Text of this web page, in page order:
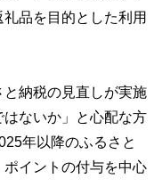
品を目的とした利用
と納税の見直しが実施
ないか」と心配な方
年以降のふるさと
イントの付与を中心